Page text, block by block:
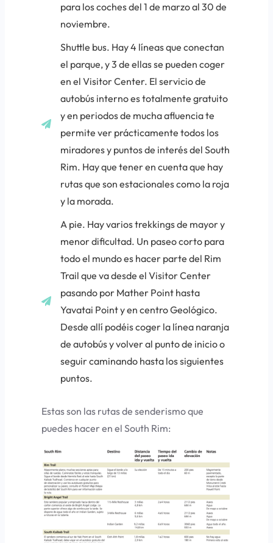
para los coches del 1 de marzo al 30 de
noviembre.
Shuttle bus. Hay 4 líneas que conectan
el parque, y 3 de ellas se pueden coger
en el Visitor Center. El servicio de
autobús interno es totalmente gratuito
y en periodos de mucha afluencia te
permite ver prácticamente todos los
miradores y puntos de interés del South
Rim. Hay que tener en cuenta que hay
rutas que son estacionales como la roja
y la morada.
A pie. Hay varios trekkings de mayor y
menor dificultad. Un paseo corto para
todo el mundo es hacer parte del Rim
Trail que va desde el Visitor Center
pasando por Mather Point hasta
Yavatai Point y en centro Geológico.
Desde allí podéis coger la línea naranja
de autobús y volver al punto de inicio o
seguir caminando hasta los siguientes
puntos.
Estas son las rutas de senderismo que
puedes hacer en el South Rim: